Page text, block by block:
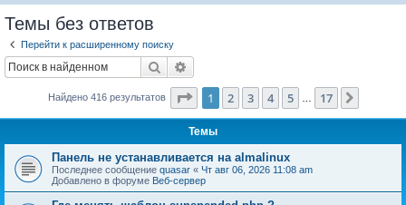
Темы без ответов
Перейти к расширенному поиску
Поиск
Найдено 416 результатов Страница из 17
1 2 3 4 5 17
Темы
Панель не устанавливается на almalinux
Последнее сообщение quasar « Чт авг 06, 2026 11:08 am
Добавлено в форуме Веб-сервер